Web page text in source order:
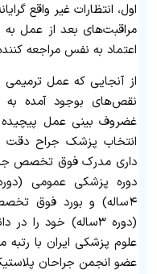
اول، انتظارات غیر واقع
مراقبت‌های بعد از عمل
اعتماد به نفس مراجعه
از آنجایی که عمل
نقص‌های بوجود آمده به
غضروف بینی عمل پیچیده
انتخاب پزشک جراح دقت
داری مدرک فوق تخصص
۴ساله) و بورد فوق
(دوره ۳ساله) خود را
علوم پزشکی ایران با
عضو انجمن جراحان